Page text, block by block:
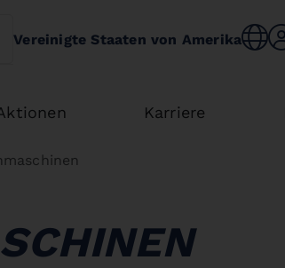
Vereinigte Staaten von Amerika
Karriere